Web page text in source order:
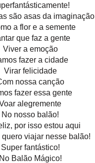
são asas da imaginação
a flor e a semente
que faz a gente
Viver a emoção
fazer a cidade
Virar felicidade
nossa canção
fazer essa gente
alegremente
No nosso balão!
por isso estou aqui
quero viajar nesse balão!
Super fantástico!
No Balão Mágico!